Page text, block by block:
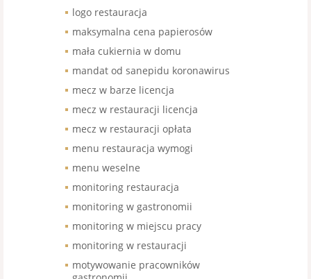
logo restauracja
maksymalna cena papierosów
mała cukiernia w domu
mandat od sanepidu koronawirus
mecz w barze licencja
mecz w restauracji licencja
mecz w restauracji opłata
menu restauracja wymogi
menu weselne
monitoring restauracja
monitoring w gastronomii
monitoring w miejscu pracy
monitoring w restauracji
motywowanie pracowników